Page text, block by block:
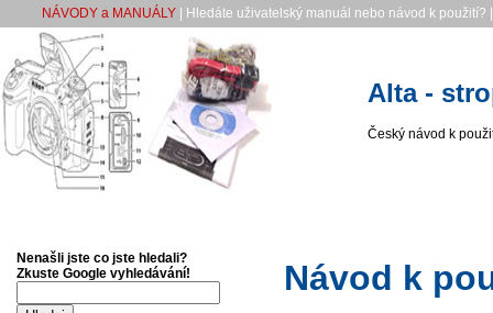
NÁVODY a MANUÁLY| Hledáte uživatelský manuál nebo návod k použití?
Alta -
Český návod k
Návod k
Nenašli jste co jste hledali?
Zkuste Google vyhledávání!